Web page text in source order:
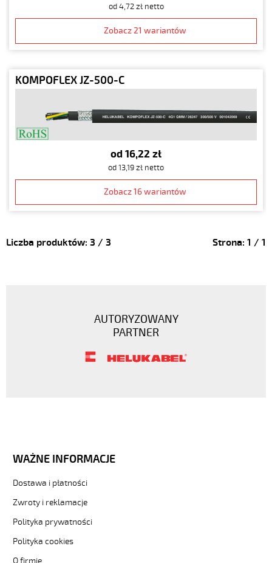
od 4,72 zł netto
Zobacz 21 wariantów
KOMPOFLEX JZ-500-C
od 16,22 zł
od 13,19 zł netto
Zobacz 16 wariantów
Liczba produktów: 3 / 3 Strona: 1 / 1
AUTORYZOWANY
PARTNER
WAŻNE INFORMACJE
Dostawa i płatności
Zwroty i reklamacje
Polityka prywatności
Polityka cookies
O firmie